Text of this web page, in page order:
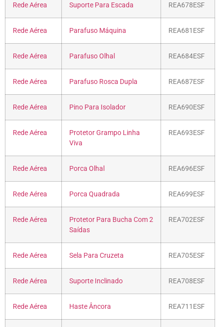
Rede Aérea Suporte Para Escada REA678ESF
Rede Aérea Parafuso Máquina REA681ESF
Rede Aérea Parafuso Olhal REA684ESF
Rede Aérea Parafuso Rosca Dupla REA687ESF
Rede Aérea Pino Para Isolador REA690ESF
Rede Aérea
Protetor Grampo Linha
Viva
REA693ESF
Rede Aérea Porca Olhal REA696ESF
Rede Aérea Porca Quadrada REA699ESF
Rede Aérea
Protetor Para Bucha Com 2
Saídas
REA702ESF
Rede Aérea Sela Para Cruzeta REA705ESF
Rede Aérea Suporte Inclinado REA708ESF
Rede Aérea Haste Âncora REA711ESF